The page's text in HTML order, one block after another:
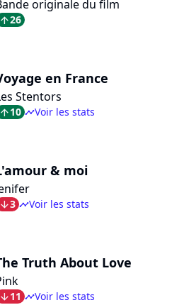
originale du film
arrow_top26
en France
Stentors
arrow_top10 timelineVoir les stats
& moi
arrow_bot3 timelineVoir les stats
Truth About Love
arrow_bot11 timelineVoir les stats